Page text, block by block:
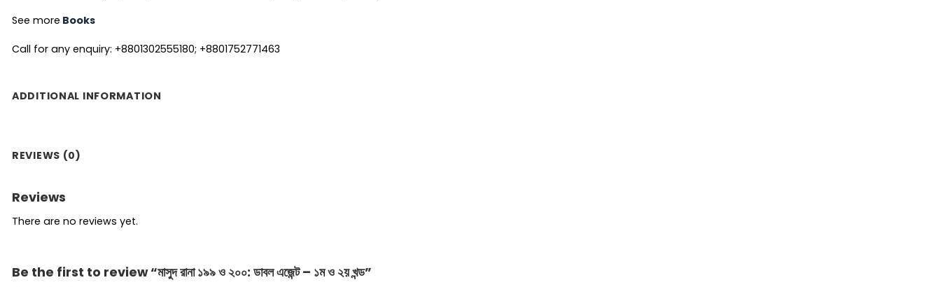
See more Books
Call for any enquiry: +8801302555180; +8801752771463
ADDITIONAL INFORMATION
REVIEWS (0)
Reviews
There are no reviews yet.
Be the first to review “মাসুদ রানা ১৯৯ ও ২০০: ডাবল এজেন্ট – ১ম ও ২য় খন্ড”